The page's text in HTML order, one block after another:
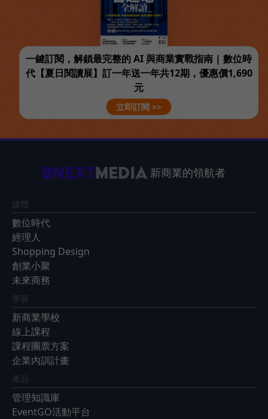
一鍵訂閱，解鎖最完整的 AI 與商業實戰指南 | 數位時
代【夏日閱讀展】訂一年送一年共12期，優惠價1,690
元
立即訂閱 >>
新商業的領航者
媒體
數位時代
經理人
Shopping Design
創業小聚
未來商務
學習
新商業學校
線上課程
課程團票方案
企業內訓計畫
產品
管理知識庫
EventGO活動平台